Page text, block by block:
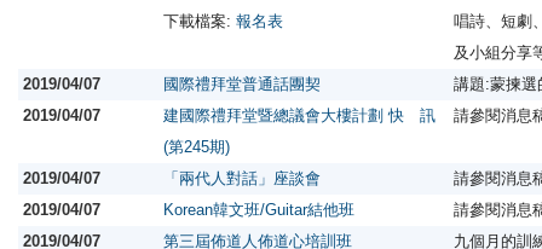
下載檔案: 報名表
唱詩、短劇
及小組分享
2019/04/07
國際禮拜堂普通話團契
講題:蒙揀
2019/04/07
建國際禮拜堂暨總議會大樓計劃 快 訊
(第245期)
請參閱消息
2019/04/07 「兩代人對話」座談會
請參閱消息
2019/04/07
Korean韓文班/Guitar結他班
請參閱消息
2019/04/07
第三屆佈道人佈道心培訓班
九個月的訓